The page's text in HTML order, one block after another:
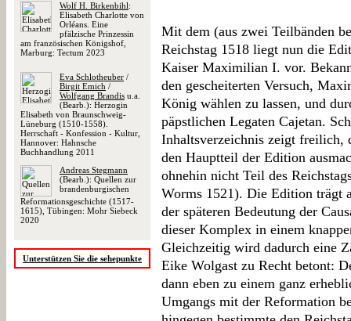
Wolf H. Birkenbihl:
Elisabeth Charlotte von
Orléans. Eine
pfälzische Prinzessin
am französischen Königshof,
Marburg: Tectum 2023
Eva Schlotheuber /
Birgit Emich /
Wolfgang Brandis u.a.
(Bearb.): Herzogin
Elisabeth von Braunschweig-
Lüneburg (1510-1558).
Herrschaft - Konfession - Kultur,
Hannover: Hahnsche
Buchhandlung 2011
Andreas Stegmann
(Bearb.): Quellen zur
brandenburgischen
Reformationsgeschichte (1517-
1615), Tübingen: Mohr Siebeck
2020
Unterstützen Sie die sehepunkte
Mit dem (aus zwei Teilbänden
Reichstag 1518 liegt nun die
Kaiser Maximilian I. vor.
den gescheiterten Versuch,
König wählen zu lassen, und
päpstlichen Legaten Cajetan.
Inhaltsverzeichnis zeigt freilich,
den Hauptteil der Edition
ohnehin nicht Teil des
Worms 1521). Die Edition trägt
der späteren Bedeutung der
dieser Komplex in einem
Gleichzeitig wird dadurch eine
Eike Wolgast zu Recht betont:
dann eben zu einem ganz
Umgangs mit der Reformation